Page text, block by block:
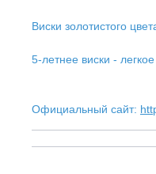
Виски золотистого
5-летнее виски -
Официальный сайт: